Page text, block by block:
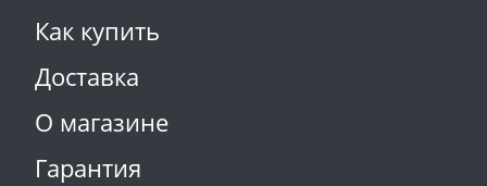
Как купить
Доставка
О магазине
Гарантия